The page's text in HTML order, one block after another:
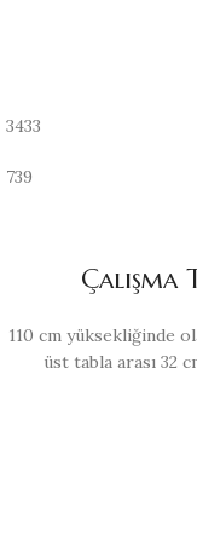
3433
739
Çalışma
110 cm yüksekliğinde
üst tabla arası 32